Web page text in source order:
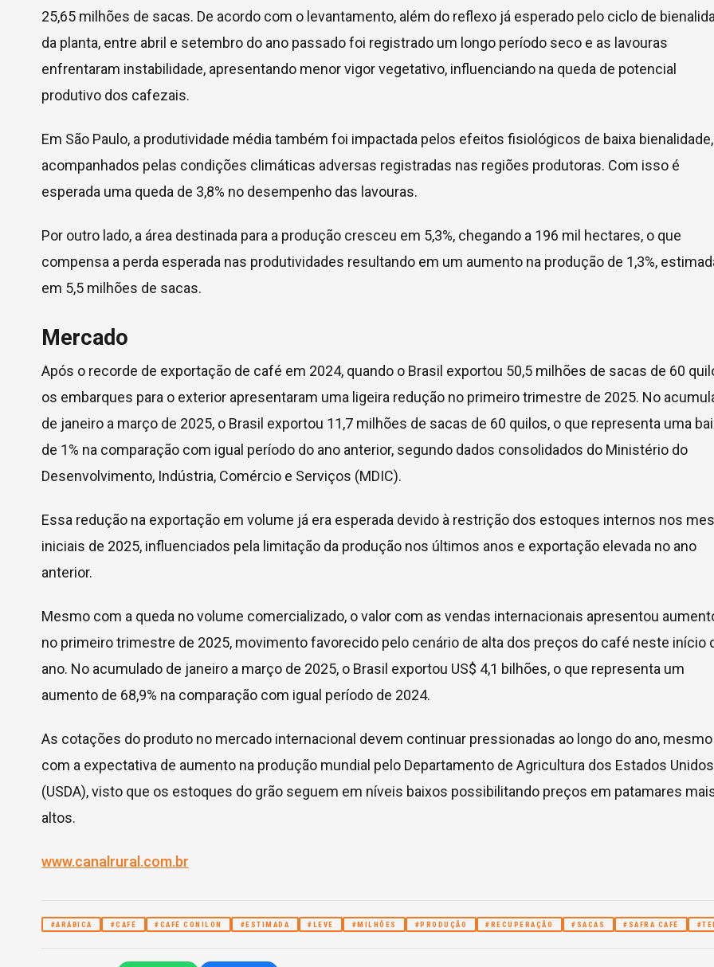
25,65 milhões de sacas. De acordo com o levantamento, além do reflexo já esperado pelo ciclo de
da planta, entre abril e setembro do ano passado foi registrado um longo período seco e as lavouras
enfrentaram instabilidade, apresentando menor vigor vegetativo, influenciando na queda de potencial
produtivo dos cafezais.
Em São Paulo, a produtividade média também foi impactada pelos efeitos fisiológicos de baixa bienalidade,
acompanhados pelas condições climáticas adversas registradas nas regiões produtoras. Com isso é
esperada uma queda de 3,8% no desempenho das lavouras.
Por outro lado, a área destinada para a produção cresceu em 5,3%, chegando a 196 mil hectares, o que
compensa a perda esperada nas produtividades resultando em um aumento na produção de 1,3%,
em 5,5 milhões de sacas.
Mercado
Após o recorde de exportação de café em 2024, quando o Brasil exportou 50,5 milhões de sacas de 60
os embarques para o exterior apresentaram uma ligeira redução no primeiro trimestre de 2025. No
de janeiro a março de 2025, o Brasil exportou 11,7 milhões de sacas de 60 quilos, o que representa uma
de 1% na comparação com igual período do ano anterior, segundo dados consolidados do Ministério do
Desenvolvimento, Indústria, Comércio e Serviços (MDIC).
Essa redução na exportação em volume já era esperada devido à restrição dos estoques internos nos
iniciais de 2025, influenciados pela limitação da produção nos últimos anos e exportação elevada no ano
anterior.
Mesmo com a queda no volume comercializado, o valor com as vendas internacionais apresentou
no primeiro trimestre de 2025, movimento favorecido pelo cenário de alta dos preços do café neste início
ano. No acumulado de janeiro a março de 2025, o Brasil exportou US$ 4,1 bilhões, o que representa um
aumento de 68,9% na comparação com igual período de 2024.
As cotações do produto no mercado internacional devem continuar pressionadas ao longo do ano, mesmo
com a expectativa de aumento na produção mundial pelo Departamento de Agricultura dos Estados Unidos
(USDA), visto que os estoques do grão seguem em níveis baixos possibilitando preços em patamares
altos.
www.canalrural.com.br
#ARÁBICA #CAFÉ #CAFÉ CONILON #ESTIMADA #LEVE #MILHÕES #PRODUÇÃO #RECUPERAÇÃO #SACAS #SAFRA CAFÉ